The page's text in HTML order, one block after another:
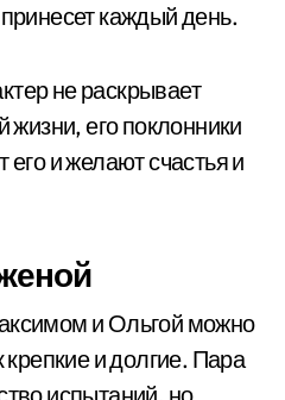
каждый день.
не раскрывает
жизни, его поклонники
и желают счастья и
и Ольгой можно
крепкие и долгие. Пара